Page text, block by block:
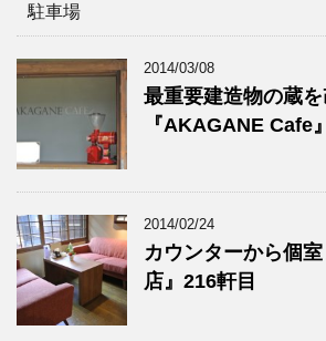
駐車場
2014/03/08
最重要建造物の蔵
『AKAGANE Cafe
2014/02/24
カウンターから個
店』216軒目